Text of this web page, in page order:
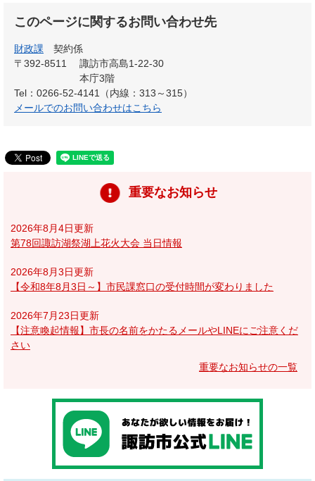
このページに関するお問い合わせ先
財政課
契約係
〒392-8511
諏訪市高島1-22-30
本庁3階
Tel：0266-52-4141（内線：313～315）
メールでのお問い合わせはこちら
重要なお知らせ
2026年8月4日更新
第78回諏訪湖祭湖上花火大会 当日情報
2026年8月3日更新
【令和8年8月3日～】市民課窓口の受付時間が変わりました
2026年7月23日更新
【注意喚起情報】市長の名前をかたるメールやLINEにご注意くだ
さい
重要なお知らせの一覧